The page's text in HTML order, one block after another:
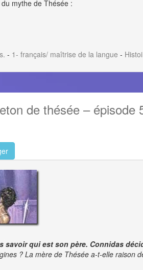
mythe de Thésée :
- 1- français/ maîtrise de la langue -
de thésée –
savoir qui est son père. Connidas
? La mère de Thésée a-t-elle raison